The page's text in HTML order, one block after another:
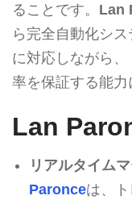
ることです。 Lan
ら完全自動化シ
に対応しながら
率を保証する能力
Lan
リアルタイム
Paronceは、